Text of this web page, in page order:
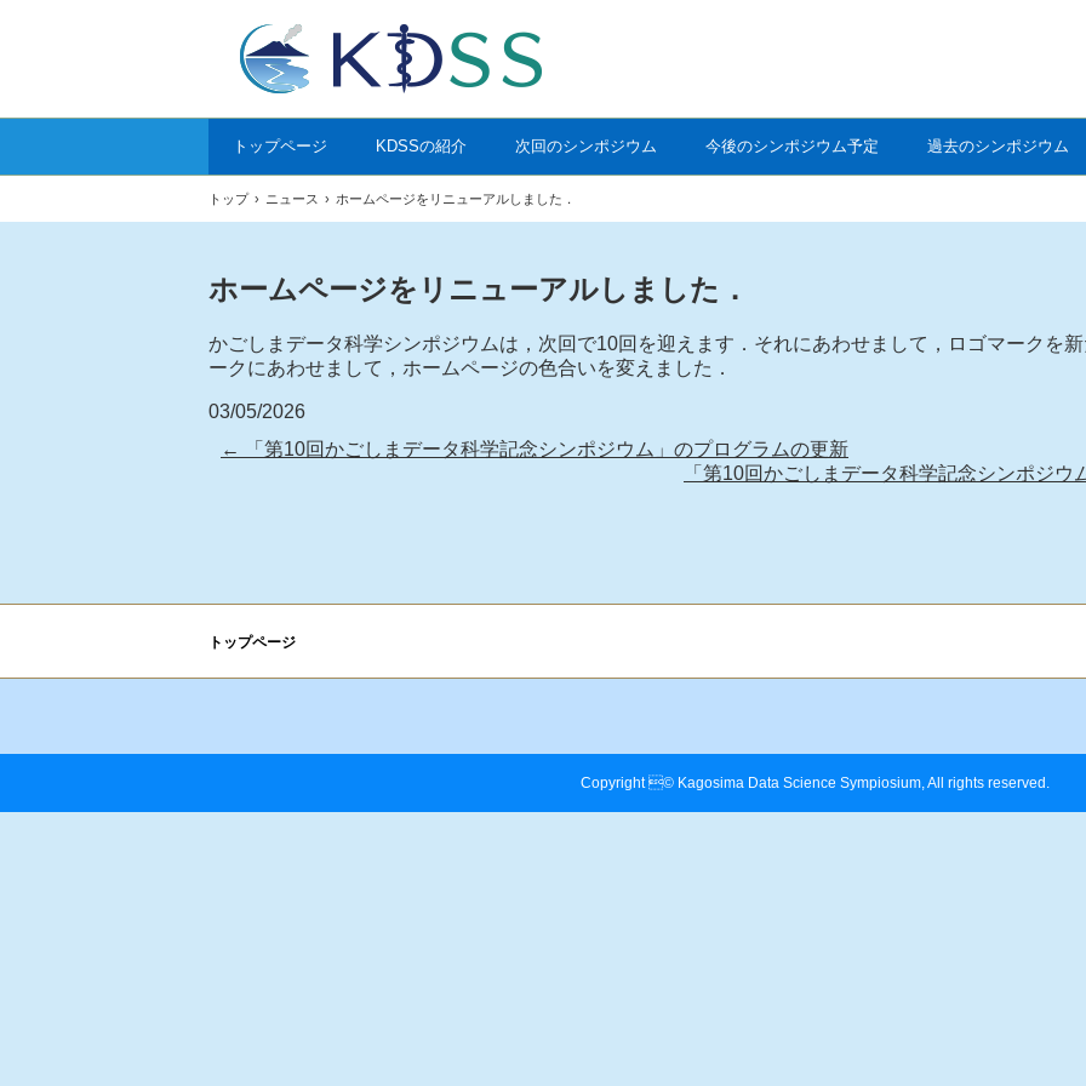
トップページ KDSSの紹介 次回のシンポジウム 今後のシンポジウム予定 過去のシンポジウム
トップ › ニュース › ホームページをリニューアルしました．
ホームページをリニューアルしました．
かごしまデータ科学シンポジウムは，次回で10回を迎えます．それにあわせまして，ロゴマークを
ークにあわせまして，ホームページの色合いを変えました．
03/05/2026
←
「第10回かごしまデータ科学記念シンポジウム」のプログラムの更新
「第10回かごしまデータ科学記念シンポジウ
トップページ
Copyright © Kagosima Data Science Sympiosium, All rights reserved.